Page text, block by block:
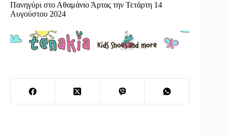
Πανηγύρι στο Αθαμάνιο Άρτας την Τετάρτη 14
Αυγούστου 2024